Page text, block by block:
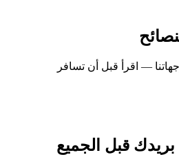
— اقرأ قبل أن تسافر
قبل الجميع